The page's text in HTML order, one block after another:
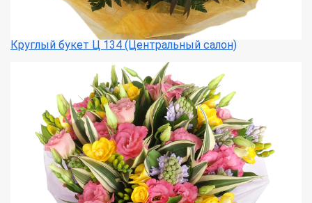
Круглый букет Ц 134 (Центральный салон)